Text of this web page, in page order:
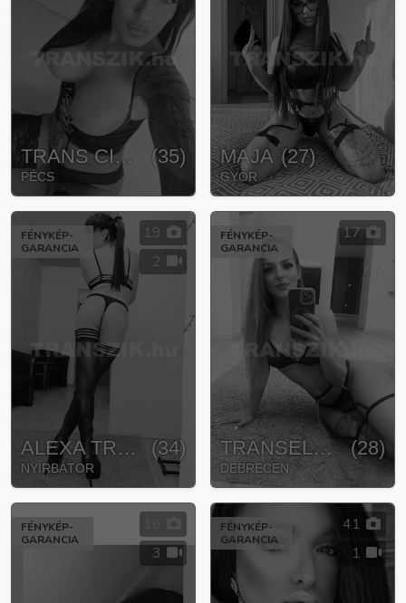
TRANS CIARA (35)
PÉCS
MAJA (27)
GYŐR
FÉNYKÉP-
GARANCIA
19
2
ALEXA TRANSZ (34)
NYÍRBÁTOR
FÉNYKÉP-
GARANCIA
17
TRANSELECTRA (28)
DEBRECEN
FÉNYKÉP-
GARANCIA
3
FÉNYKÉP-
GARANCIA
41
1